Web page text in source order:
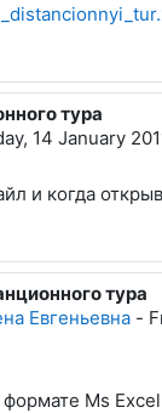
Евгеньевна
тура
14 January
и когда
Саша
тура
Евгеньевна -
Ms